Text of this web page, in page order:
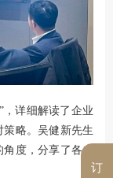
，详细解读了企业
略。吴健新先生
度，分享了各自
订